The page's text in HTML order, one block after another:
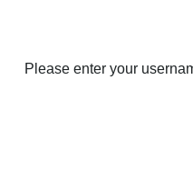
Please enter your